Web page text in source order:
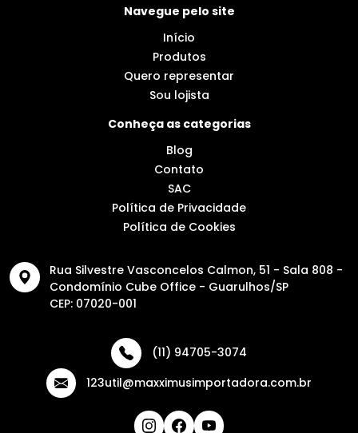
Navegue pelo site
Início
Produtos
Quero representar
Sou lojista
Conheça as categorias
Blog
Contato
SAC
Política de Privacidade
Política de Cookies
Rua Silvestre Vasconcelos Calmon, 51 - Sala 808 -
Condomínio Cube Office - Guarulhos/SP
CEP: 07020-001
(11) 94705-3074
123util@maxximusimportadora.com.br